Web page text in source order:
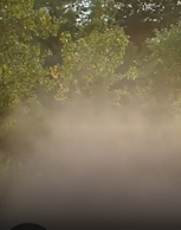
Paquetes